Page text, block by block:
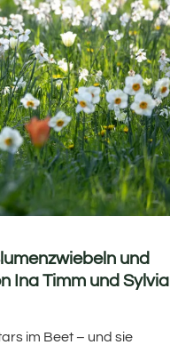
und
Ina Timm und Sylvia
im Beet – und sie